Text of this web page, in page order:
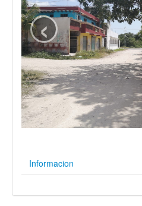
‹
Informacion